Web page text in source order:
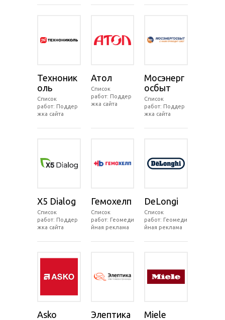
Техноник
оль
Список
работ: Поддер
жка сайта
Атол
Список
работ: Поддер
жка сайта
Мосэнерг
осбыт
Список
работ: Поддер
жка сайта
X5 Dialog
Список
работ: Поддер
жка сайта
Гемохелп
Список
работ: Геомеди
йная реклама
DeLongi
Список
работ: Геомеди
йная реклама
Asko Элептика Miele